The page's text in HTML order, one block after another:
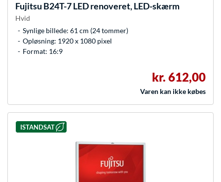
Fujitsu B24T-7 LED renoveret, LED-skærm
Hvid
Synlige billede: 61 cm (24 tommer)
Opløsning: 1920 x 1080 pixel
Format: 16:9
kr. 612,00
Varen kan ikke købes
ISTANDSAT